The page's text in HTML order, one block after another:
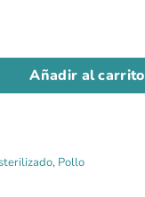
Añadir al carrito
, Pollo